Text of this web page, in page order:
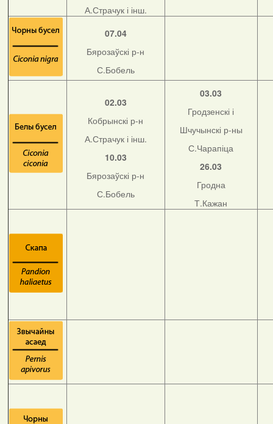
А.Страчук і інш.
07.04
Бярозаўскі р-н
С.Бобель
02.03
Кобрынскі р-н
А.Страчук і інш.
10.03
Бярозаўскі р-н
С.Бобель
03.03
Гродзенскі і
Шчучынскі р-ны
С.Чарапіца
26.03
Гродна
Т.Кажан